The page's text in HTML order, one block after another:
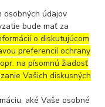
osobných údajov
bude mať za
o diskutujúcom
preferencií ochrany
na písomnú žiadosť
Vašich diskusných
aké Vaše osobné